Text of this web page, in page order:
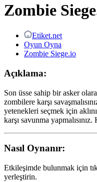
Zombie
Etiket.net
Oyun Oyna
Zombie Siege.io
Açıklama:
Son üsse sahip bir asker
zombilere karşı
yetenekleri seçmek için
karşı savunma
Nasıl Oynanır:
Etkileşimde bulunmak için
yerleştirin.